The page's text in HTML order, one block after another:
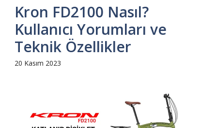
Kron FD2100 Nasıl?
Kullanıcı Yorumları ve
Teknik Özellikler
20 Kasım 2023